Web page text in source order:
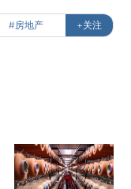
#房地产 +关注